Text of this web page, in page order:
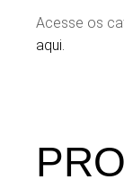
Acesse os
aqui.